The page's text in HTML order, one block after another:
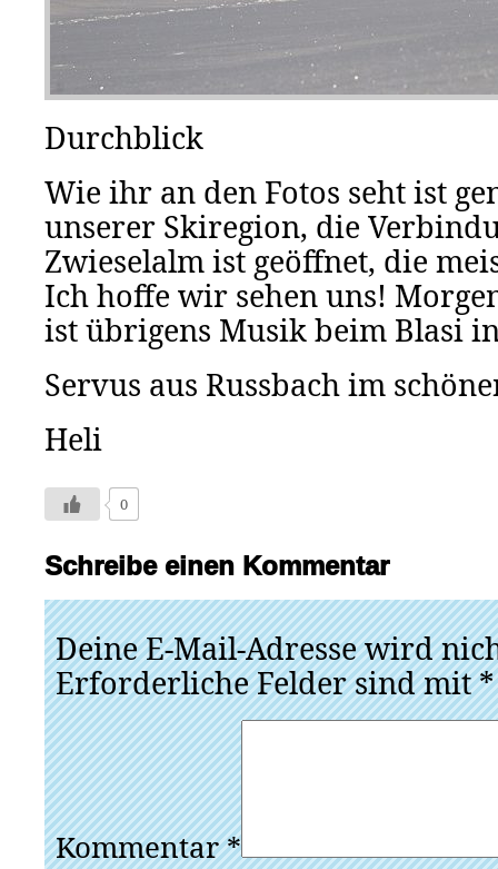
Durchblick
Wie ihr an den Fotos seht ist
unserer Skiregion, die
Zwieselalm ist geöffnet, die
Ich hoffe wir sehen uns!
ist übrigens Musik beim Blasi
Servus aus Russbach im
Heli
0
Schreibe einen Kommentar
Deine E-Mail-Adresse wird
Erforderliche Felder sind mit*
Kommentar*